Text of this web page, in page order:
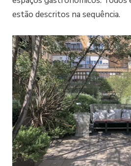
estão descritos na sequência.